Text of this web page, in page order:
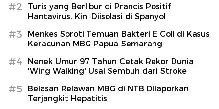
#2
Turis yang Berlibur di Prancis Positif
Hantavirus, Kini Diisolasi di Spanyol
#3
Menkes Soroti Temuan Bakteri E Coli di Kasus
Keracunan MBG Papua-Semarang
#4
Nenek Umur 97 Tahun Cetak Rekor Dunia
'Wing Walking' Usai Sembuh dari Stroke
#5
Belasan Relawan MBG di NTB Dilaporkan
Terjangkit Hepatitis